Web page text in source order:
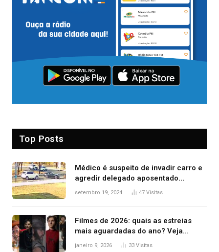
Top Posts
Médico é suspeito de invadir carro e
agredir delegado aposentado
durante confusão no trânsito
setembro 19, 2024 47 Visitas
Filmes de 2026: quais as estreias
mais aguardadas do ano? Veja
principais lançamentos do cinema
janeiro 9, 2026 33 Visitas